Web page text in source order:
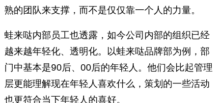
熟的团队来支撑，而不是仅仅靠一个人的力量。
蛙来哒内部员工也透露，如今公司内部的组织已经
越来越年轻化、透明化。以蛙来哒品牌部为例，部
门中基本是90后、00后的年轻人。他们会比起管理
层更能理解现在年轻人喜欢什么，策划的一些活动
也更符合当下年轻人的喜好。